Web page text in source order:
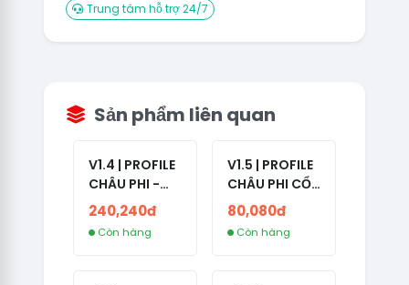
Trung tâm hỗ trợ 24/7
Sản phẩm liên quan
V1.4 | PROFILE
CHÂU PHI -
ETHIOPIA CỔ -
NO 2FA -
RANDOM BẠN
240,240đ
Còn hàng
V1.5 | PROFILE
CHÂU PHI CỔ
- NO 2FA -
LẪN 2024 -
LIVE ADS
80,080đ
Còn hàng